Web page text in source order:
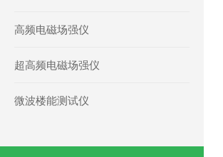
高频电磁场强仪
超高频电磁场强仪
微波楼能测试仪